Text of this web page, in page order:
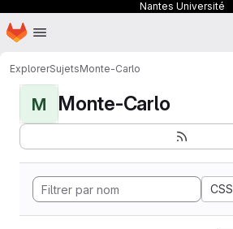
Nantes Université
Passer au contenu principal
Page d'accueil
ExplorerSujetsMonte-Carlo
M Monte-Carlo
CSS